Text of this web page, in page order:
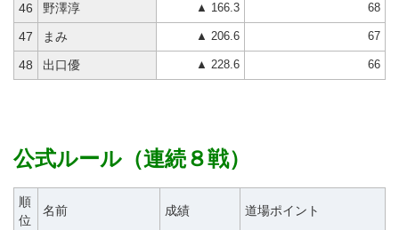
46 野澤淳 ▲ 166.3 68
47 まみ ▲ 206.6 67
48 出口優 ▲ 228.6 66
公式ルール（連続８戦）
順
位
名前 成績 道場ポイント